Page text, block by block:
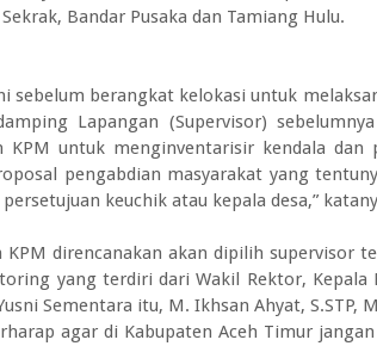
Bandar Pusaka dan Tamiang Hulu.
sebelum berangkat kelokasi untuk
Lapangan (Supervisor)
KPM untuk menginventarisir kendala dan
pengabdian masyarakat yang
keuchik atau kepala desa,”
KPM direncanakan akan dipilih supervisor
yang terdiri dari Wakil Rektor, Kepala
Sementara itu, M. Ikhsan Ahyat, S.STP,
agar di Kabupaten Aceh Timur